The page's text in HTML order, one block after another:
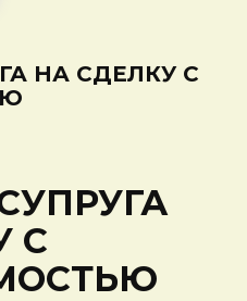
НА СДЕЛКУ С
С